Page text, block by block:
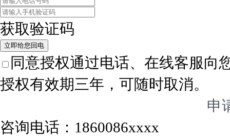
获取验证码
立即给您回电
同意授权通过电话、在线客服向
授权有效期三年，可随时取消。
申
咨询电话：1860086xxxx